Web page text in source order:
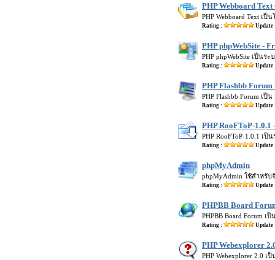
PHP Webboard
PHP Webboard Text เ
Rating : Update
PHP phpWebSite -
PHP phpWebSite เป็น
Rating : Update
PHP Flashbb
PHP Flashbb Forum เ
Rating : Update
PHP RooFToP-1.0.1
PHP RooFToP-1.0.1 เ
Rating : Update
phpMyAdmin
phpMyAdmin ใช้สำหรั
Rating : Update
PHPBB Board
PHPBB Board Forum
Rating : Update
PHP Webexplorer
PHP Webexplorer 2.0